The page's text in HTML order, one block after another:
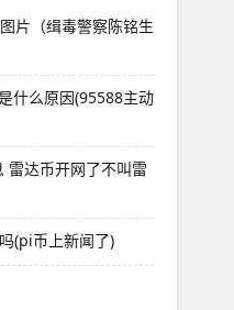
片（缉毒警察陈铭生
什么原因(95588主动
雷达币开网了不叫雷
(pi币上新闻了)